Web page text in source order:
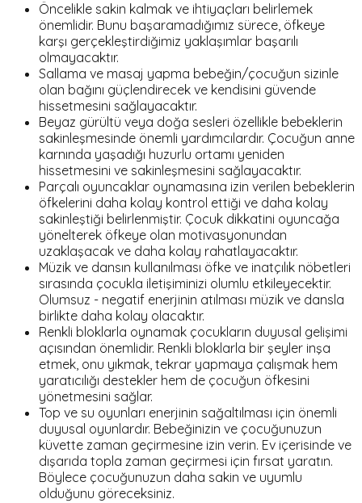
Öncelikle sakin kalmak ve ihtiyaçları belirlemek
önemlidir. Bunu başaramadığımız sürece, öfkeye
karşı gerçekleştirdiğimiz yaklaşımlar başarılı
olmayacaktır.
Sallama ve masaj yapma bebeğin/çocuğun sizinle
olan bağını güçlendirecek ve kendisini güvende
hissetmesini sağlayacaktır.
Beyaz gürültü veya doğa sesleri özellikle bebeklerin
sakinleşmesinde önemli yardımcılardır. Çocuğun anne
karnında yaşadığı huzurlu ortamı yeniden
hissetmesini ve sakinleşmesini sağlayacaktır.
Parçalı oyuncaklar oynamasına izin verilen bebeklerin
öfkelerini daha kolay kontrol ettiği ve daha kolay
sakinleştiği belirlenmiştir. Çocuk dikkatini oyuncağa
yönelterek öfkeye olan motivasyonundan
uzaklaşacak ve daha kolay rahatlayacaktır.
Müzik ve dansın kullanılması öfke ve inatçılık nöbetleri
sırasında çocukla iletişiminizi olumlu etkileyecektir.
Olumsuz - negatif enerjinin atılması müzik ve dansla
birlikte daha kolay olacaktır.
Renkli bloklarla oynamak çocukların duyusal gelişimi
açısından önemlidir. Renkli bloklarla bir şeyler inşa
etmek, onu yıkmak, tekrar yapmaya çalışmak hem
yaratıcılığı destekler hem de çocuğun öfkesini
yönetmesini sağlar.
Top ve su oyunları enerjinin sağaltılması için önemli
duyusal oyunlardır. Bebeğinizin ve çocuğunuzun
küvette zaman geçirmesine izin verin. Ev içerisinde ve
dışarıda topla zaman geçirmesi için fırsat yaratın.
Böylece çocuğunuzun daha sakin ve uyumlu
olduğunu göreceksiniz.